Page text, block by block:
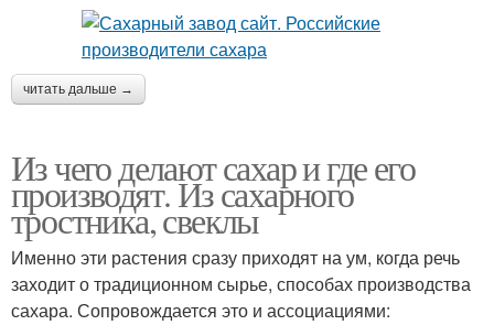
читать дальше →
Из чего делают сахар и где его
производят. Из сахарного
тростника, свеклы
Именно эти растения сразу приходят на ум, когда речь
заходит о традиционном сырье, способах производства
сахара. Сопровождается это и ассоциациями: